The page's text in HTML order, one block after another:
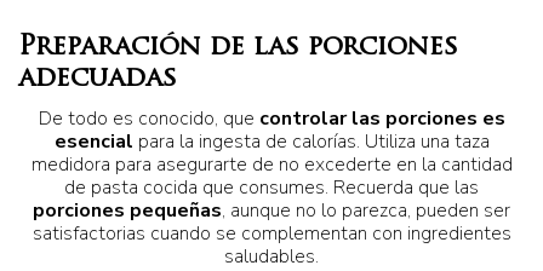
Preparación de las porciones
adecuadas
De todo es conocido, que controlar las porciones es
esencial para la ingesta de calorías. Utiliza una taza
medidora para asegurarte de no excederte en la cantidad
de pasta cocida que consumes. Recuerda que las
porciones pequeñas, aunque no lo parezca, pueden ser
satisfactorias cuando se complementan con ingredientes
saludables.